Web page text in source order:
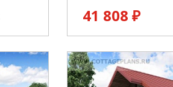
41 808 ₽